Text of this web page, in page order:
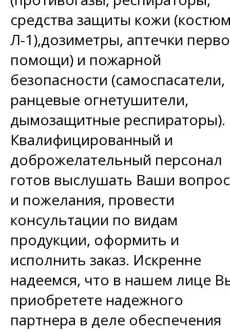
средства защиты кожи
Л-1),дозиметры, аптечки
помощи) и пожарной
безопасности (самоспасатели,
ранцевые огнетушители,
дымозащитные респираторы).
Квалифицированный и
доброжелательный персонал
готов выслушать Ваши
и пожелания, провести
консультации по видам
продукции, оформить и
исполнить заказ. Искренне
надеемся, что в нашем лице
приобретете надежного
партнера в деле обеспечения